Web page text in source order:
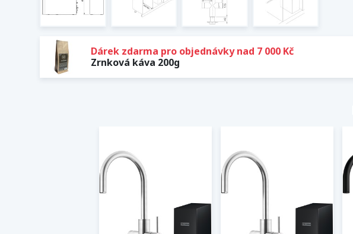
Dárek zdarma pro objednávky nad 7 000 Kč
Zrnková káva 200g